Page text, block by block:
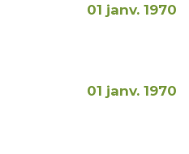
01 janv. 1970
01 janv. 1970